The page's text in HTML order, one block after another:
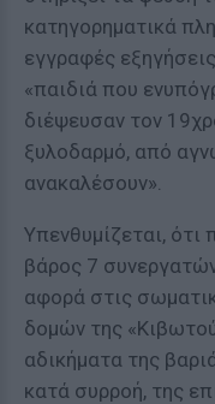
κατηγορηματικά
εγγραφές
«παιδιά που
διέψευσαν τον
ξυλοδαρμό, από
ανακαλέσουν».
Υπενθυμίζεται, ότι
βάρος 7
αφορά στις
δομών της
αδικήματα της
κατά συρροή, της